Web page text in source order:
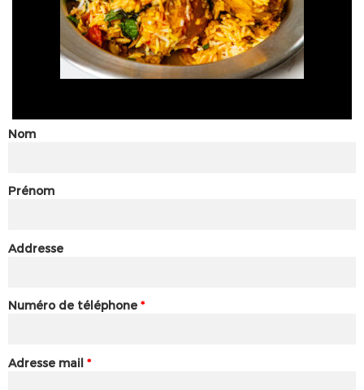
Nom
Prénom
Addresse
Numéro de téléphone *
Adresse mail *